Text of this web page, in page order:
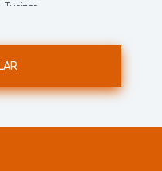
Turizm